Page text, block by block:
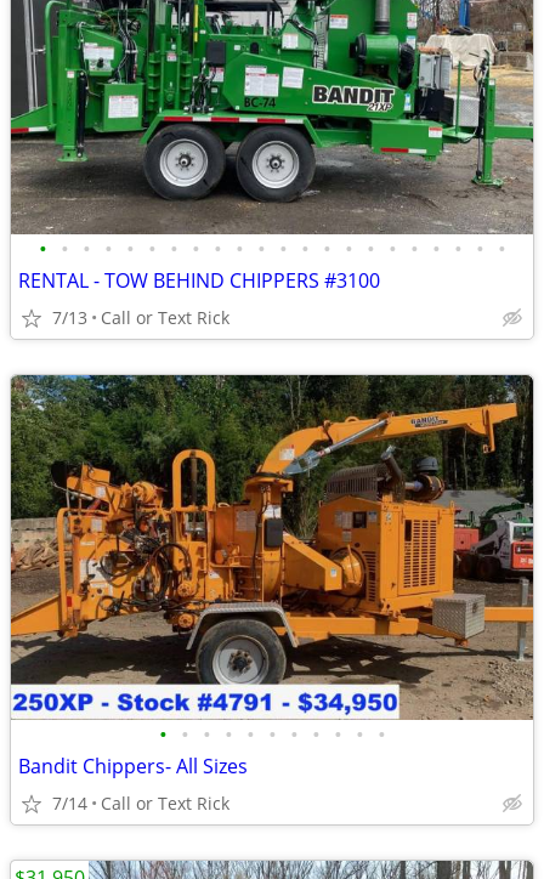
• • • • • • • • • • • • • • • • • • • • • •
RENTAL - TOW BEHIND CHIPPERS #3100
7/13 Call or Text Rick
• • • • • • • • • • •
Bandit Chippers- All Sizes
7/14 Call or Text Rick